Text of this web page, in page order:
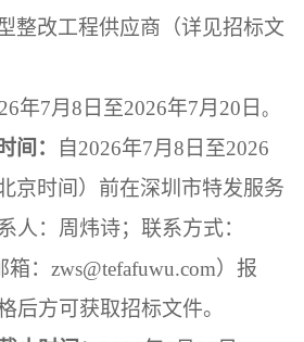
整改工程供应商（详见招标文
年7月8 日至2026年7月 20 日。
间： 自2026年7月8 日至2026
京时间）前在深圳市特发服务
人：周炜诗；联系方式：
箱：zws@tefafuwu.com）报
后方可获取招标文件。